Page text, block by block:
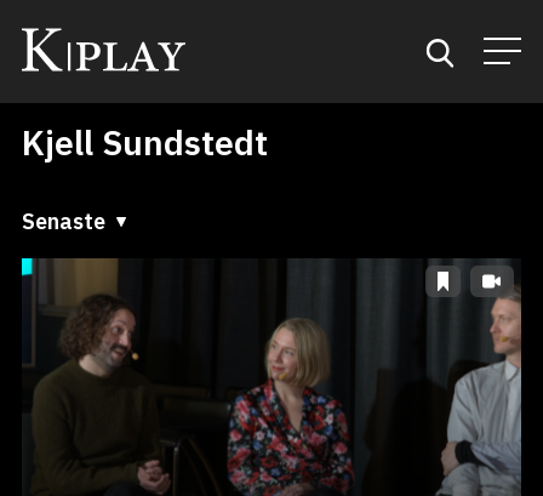
Start
Sök
Mina favoriter
Kjell Sundstedt
Senaste
Senaste
A till Ö
Ö till A